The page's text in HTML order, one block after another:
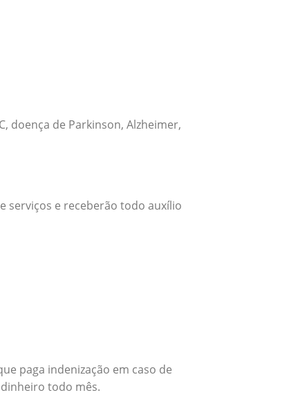
doença de Parkinson, Alzheimer,
serviços e receberão todo auxílio
paga indenização em caso de
todo mês.